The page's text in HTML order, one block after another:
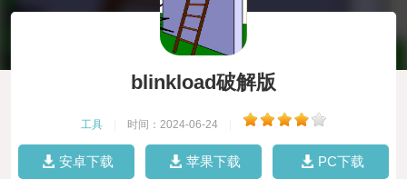
blinkload破解版
工具 时间：2024-06-24
安卓下载 苹果下载 PC下载